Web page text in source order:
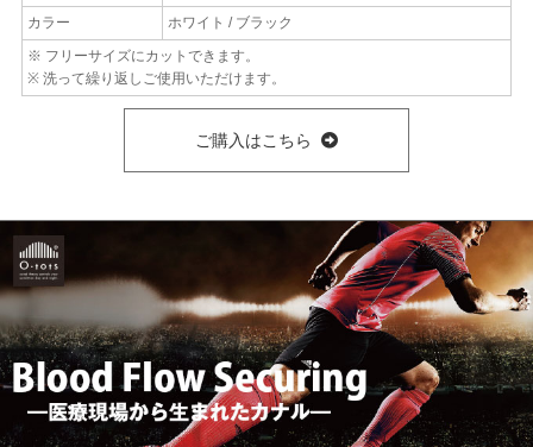
カラー
ホワイト / ブラック
※ フリーサイズにカットできます。
※ 洗って繰り返しご使用いただけます。
ご購入はこちら